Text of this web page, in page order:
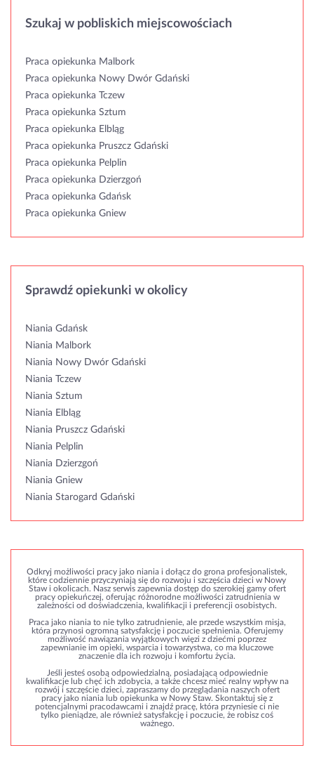
Szukaj w pobliskich miejscowościach
Praca opiekunka Malbork
Praca opiekunka Nowy Dwór Gdański
Praca opiekunka Tczew
Praca opiekunka Sztum
Praca opiekunka Elbląg
Praca opiekunka Pruszcz Gdański
Praca opiekunka Pelplin
Praca opiekunka Dzierzgoń
Praca opiekunka Gdańsk
Praca opiekunka Gniew
Sprawdź opiekunki w okolicy
Niania Gdańsk
Niania Malbork
Niania Nowy Dwór Gdański
Niania Tczew
Niania Sztum
Niania Elbląg
Niania Pruszcz Gdański
Niania Pelplin
Niania Dzierzgoń
Niania Gniew
Niania Starogard Gdański
Odkryj możliwości pracy jako niania i dołącz do grona profesjonalistek,
które codziennie przyczyniają się do rozwoju i szczęścia dzieci w Nowy
Staw i okolicach. Nasz serwis zapewnia dostęp do szerokiej gamy ofert
pracy opiekuńczej, oferując różnorodne możliwości zatrudnienia w
zależności od doświadczenia, kwalifikacji i preferencji osobistych.
Praca jako niania to nie tylko zatrudnienie, ale przede wszystkim misja,
która przynosi ogromną satysfakcję i poczucie spełnienia. Oferujemy
możliwość nawiązania wyjątkowych więzi z dziećmi poprzez
zapewnianie im opieki, wsparcia i towarzystwa, co ma kluczowe
znaczenie dla ich rozwoju i komfortu życia.
Jeśli jesteś osobą odpowiedzialną, posiadającą odpowiednie
kwalifikacje lub chęć ich zdobycia, a także chcesz mieć realny wpływ na
rozwój i szczęście dzieci, zapraszamy do przeglądania naszych ofert
pracy jako niania lub opiekunka w Nowy Staw. Skontaktuj się z
potencjalnymi pracodawcami i znajdź pracę, która przyniesie ci nie
tylko pieniądze, ale również satysfakcję i poczucie, że robisz coś
ważnego.